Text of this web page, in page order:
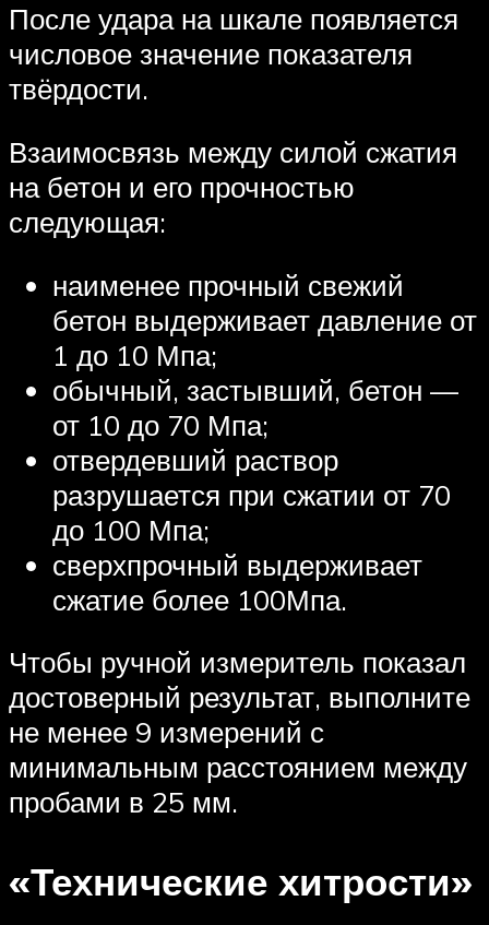
После удара на шкале появляется
числовое значение показателя
твёрдости.
Взаимосвязь между силой сжатия
на бетон и его прочностью
следующая:
наименее прочный свежий
бетон выдерживает давление от
1 до 10 Мпа;
обычный, застывший, бетон —
от 10 до 70 Мпа;
отвердевший раствор
разрушается при сжатии от 70
до 100 Мпа;
сверхпрочный выдерживает
сжатие более 100Мпа.
Чтобы ручной измеритель показал
достоверный результат, выполните
не менее 9 измерений с
минимальным расстоянием между
пробами в 25 мм.
«Технические хитрости»